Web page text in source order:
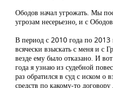
Ободов начал угрожать. Мы
угрозам несерьезно, и с
В период с 2010 года по 2013
всячески взыскать с меня и с
везде ему было отказано. И
года я узнаю из судебной
раз обратился в суд с иском о
средств по какому-то